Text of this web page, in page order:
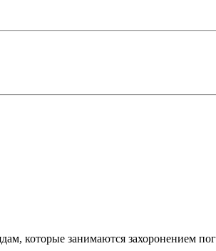
которые занимаются захоронением